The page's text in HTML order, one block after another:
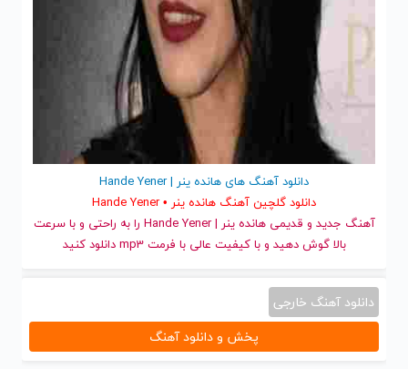
دانلود آهنگ های هانده ینر | Hande Yener
دانلود گلچین آهنگ هانده ینر • Hande Yener
آهنگ جدید
و قدیمی هانده ینر | Hande Yener را به راحتی و با سرعت
بالا گوش دهید و با کیفیت عالی با فرمت mp3 دانلود کنید
دانلود آهنگ خارجی
پخش و دانلود آهنگ